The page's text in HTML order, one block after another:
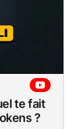
te fait
?